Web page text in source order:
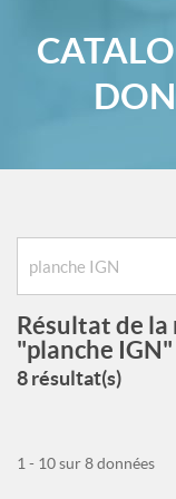
Résultat de la
"planche IGN"
8 résultat(s)
1 - 10 sur 8 données